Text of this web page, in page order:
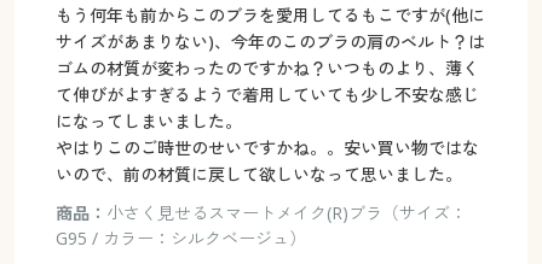
もう何年も前からこのブラを愛用してるもこですが(他に
サイズがあまりない)、今年のこのブラの肩のベルト？は
ゴムの材質が変わったのですかね？いつものより、薄く
て伸びがよすぎるようで着用していても少し不安な感じ
になってしまいました。
やはりこのご時世のせいですかね。。安い買い物ではな
いので、前の材質に戻して欲しいなって思いました。
商品： 小さく見せるスマートメイク(R)ブラ（サイズ：
G95 / カラー：シルクベージュ）